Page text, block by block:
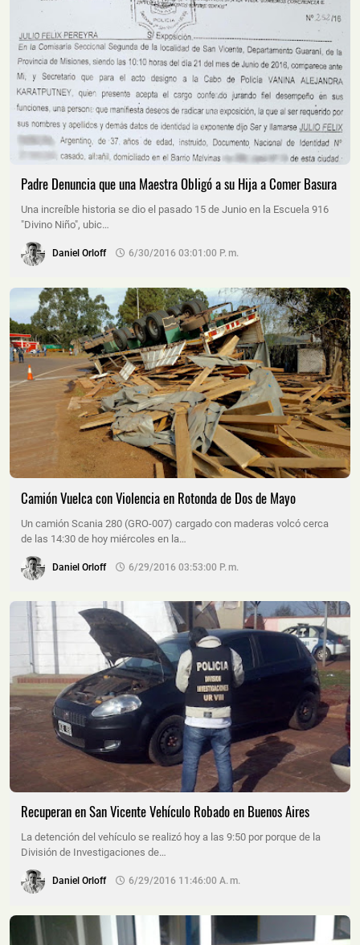
Padre Denuncia que una Maestra Obligó a su Hija a Comer Basura
Una increíble historia se dio el pasado 15 de Junio en la Escuela 916
"Divino Niño", ubic…
Daniel Orloff 6/30/2016 03:01:00 P. M.
Camión Vuelca con Violencia en Rotonda de Dos de Mayo
Un camión Scania 280 (GRO-007) cargado con maderas volcó cerca
de las 14:30 de hoy miércoles en la…
Daniel Orloff 6/29/2016 03:53:00 P. M.
Recuperan en San Vicente Vehículo Robado en Buenos Aires
La detención del vehículo se realizó hoy a las 9:50 por porque de la
División de Investigaciones de…
Daniel Orloff 6/29/2016 11:46:00 A. M.